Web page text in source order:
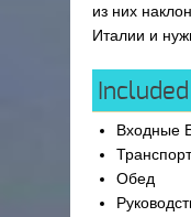
из них
Италии и
Included
Входные
Транспорт
Обед